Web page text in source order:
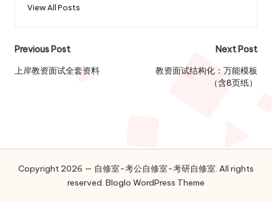
View All Posts
Post
navigation
Previous Post
上岸教资面试全套资料
Next Post
教资面试结构化：万能模板
（含8页纸）
Copyright 2026 — 自修室-考公自修室-考研自修室. All rights
reserved. Bloglo WordPress Theme